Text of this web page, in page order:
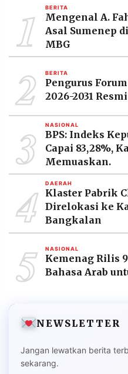
1 BERITA
Mengenal A.
Asal Sumenep
MBG
2 BERITA
Pengurus
2026-2031
3 NASIONAL
BPS: Indeks
Capai 83,28%,
Memuaskan.
4 DAERAH
Klaster Pabrik
Direlokasi ke
Bangkalan
5 NASIONAL
Kemenag Rilis
Bahasa Arab
NEWSLETTER
Jangan lewatkan berita
sekarang.